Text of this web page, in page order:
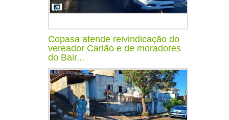
Copasa atende reivindicação do
vereador Carlão e de moradores
do Bair...